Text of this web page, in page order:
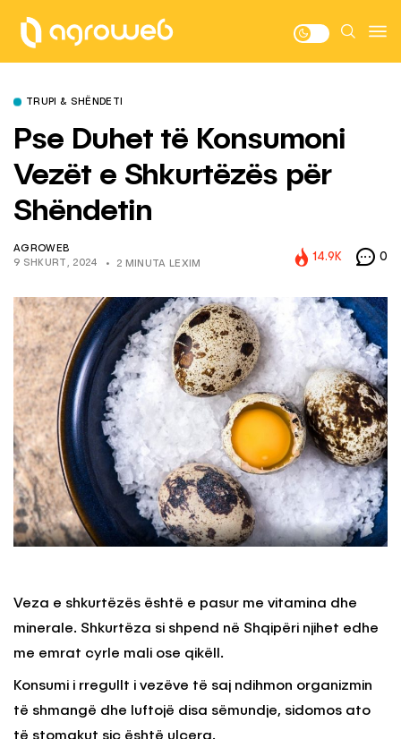
TRUPI & SHËNDETI
Pse Duhet të Konsumoni
Vezët e Shkurtëzës për
Shëndetin
AGROWEB
9 SHKURT, 2024
2 MINUTA LEXIM
14.9K 0
Veza e shkurtëzës është e pasur me vitamina dhe
minerale. Shkurtëza si shpend në Shqipëri njihet edhe
me emrat cyrle mali ose qikëll.
Konsumi i rregullt i vezëve të saj ndihmon organizmin
të shmangë dhe luftojë disa sëmundje, sidomos ato
të stomakut siç është ulçera.